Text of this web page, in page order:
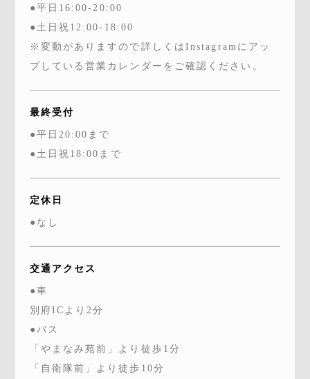
●平日16:00-20:00
●土日祝12:00-18:00
※変動がありますので詳しくはInstagramにアッ
プしている営業カレンダーをご確認ください。
最終受付
●平日20:00まで
●土日祝18:00まで
定休日
●なし
交通アクセス
●車
別府ICより2分
●バス
「やまなみ苑前」より徒歩1分
「自衛隊前」より徒歩10分